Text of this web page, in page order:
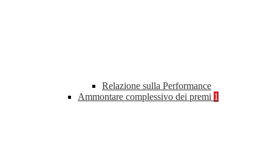
Relazione sulla Performance
Ammontare complessivo dei premi 1